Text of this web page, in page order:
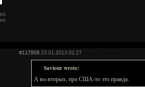
#117808 23.01.2013 01:27
Saviour wrote:
А во-вторых, про США-то это правда.